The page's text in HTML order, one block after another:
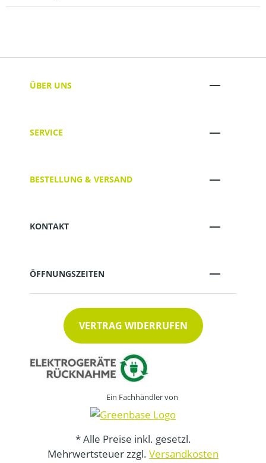
ÜBER UNS
SERVICE
BESTELLUNG & VERSAND
KONTAKT
ÖFFNUNGSZEITEN
VERTRAG WIDERRUFEN
Ein Fachhändler von
* Alle Preise inkl. gesetzl.
Mehrwertsteuer zzgl. Versandkosten